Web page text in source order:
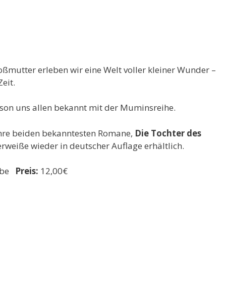
erleben wir eine Welt voller kleiner Wunder –
uns allen bekannt mit der Muminsreihe.
beiden bekanntesten Romane, Die Tochter des
wieder in deutscher Auflage erhältlich.
Preis: 12,00€